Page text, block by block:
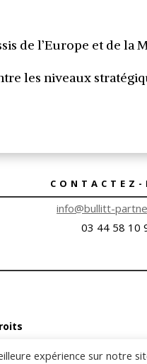
de l’Europe et de la
les niveaux
CONTACTEZ-
info@bullitt-
03 44 58 10
expérience sur notre